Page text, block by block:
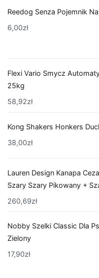
Reedog Senza Pojemnik
6,00zł
Flexi Vario Smycz
25kg
58,92zł
Kong Shakers Honkers
38,00zł
Lauren Design Kanapa
Szary Szary Pikowany +
260,69zł
Nobby Szelki Classic Dla
Zielony
17,90zł